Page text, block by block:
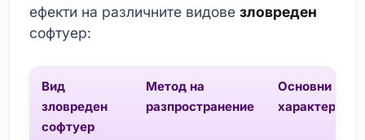
ефекти на различните видове зловреден
софтуер:
Вид
зловреден
софтуер
Метод на
разпространение
Основни